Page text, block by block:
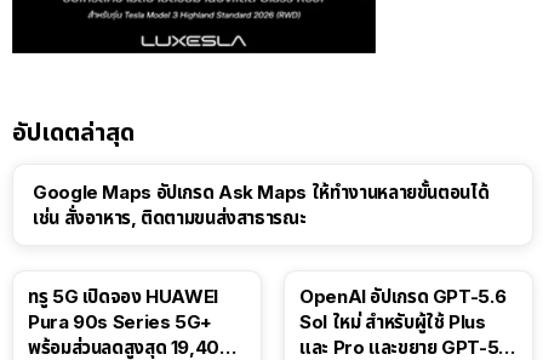
อัปเดตล่าสุด
Google Maps อัปเกรด Ask Maps ให้ทำงานหลายขั้นตอนได้
เช่น สั่งอาหาร, ติดตามขนส่งสาธารณะ
ทรู 5G เปิดจอง HUAWEI
Pura 90s Series 5G+
พร้อมส่วนลดสูงสุด 19,400
OpenAI อัปเกรด GPT-5.6
Sol ใหม่ สำหรับผู้ใช้ Plus
และ Pro และขยาย GPT-5.6